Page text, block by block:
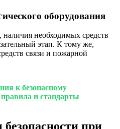
оборудования
необходимых средств
этап. К тому же,
связи и пожарной
к безопасному
и стандарты
при